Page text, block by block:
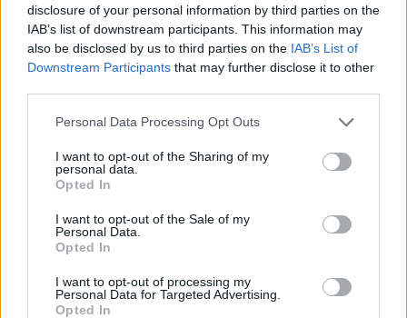
disclosure of your personal information by third parties on the
IAB’s list of downstream participants. This information may
also be disclosed by us to third parties on the IAB’s List of
Downstream Participants that may further disclose it to other
Personal Data Processing Opt Outs
I want to opt-out of the Sharing of my
personal data.
Opted In
I want to opt-out of the Sale of my
Personal Data.
Opted In
I want to opt-out of processing my
Personal Data for Targeted Advertising.
Opted In
TheCars.gr|19/02/2026 18:00
Δοκιμάζουμε το οικογενειακό
ηλεκτρικό Omoda 5